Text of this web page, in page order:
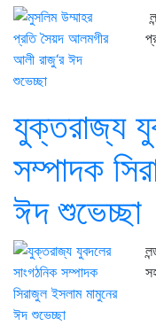
যুক্তরাজ্য
সম্পাদক
ঈদ শুভেচ্ছা